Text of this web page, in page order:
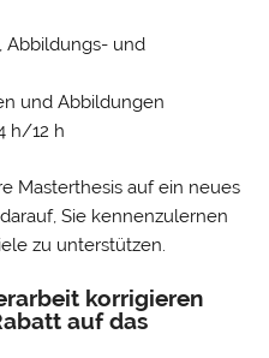
Abbildungs- und
und Abbildungen
h/12 h
Masterthesis auf ein neues
Sie kennenzulernen
zu unterstützen.
korrigieren
auf das